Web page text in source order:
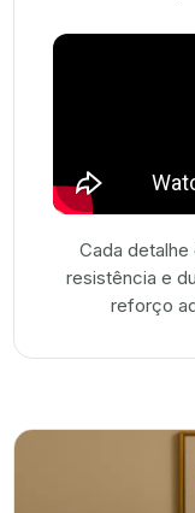
Cada detalhe
resistência e
reforço